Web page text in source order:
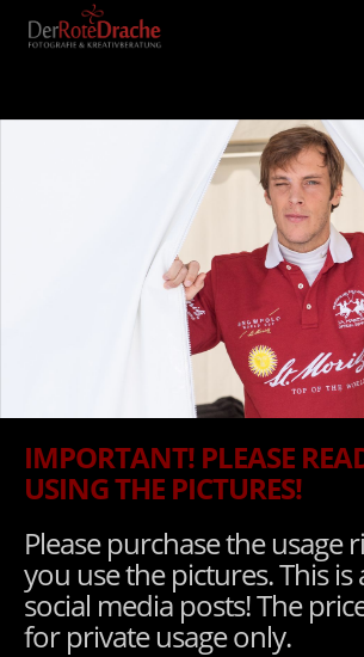
IMPORTANT! PLEASE
USING THE PICTURES!
Please purchase the usage
you use the pictures. This
social media posts! The
for private usage only.